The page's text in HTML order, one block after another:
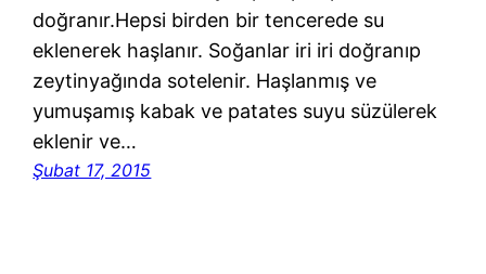
doğranır.Hepsi birden bir tencerede su
eklenerek haşlanır. Soğanlar iri iri doğranıp
zeytinyağında sotelenir. Haşlanmış ve
yumuşamış kabak ve patates suyu süzülerek
eklenir ve…
Şubat 17, 2015